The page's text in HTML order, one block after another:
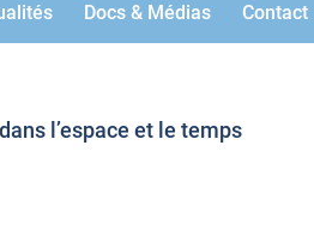
Docs & Médias Contact
l’espace et le temps